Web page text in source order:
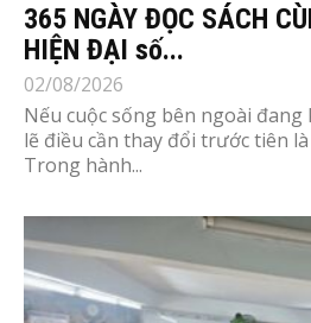
365 NGÀY ĐỌC SÁCH
HIỆN ĐẠI số...
02/08/2026
Nếu cuộc sống bên ngoài đang
lẽ điều cần thay đổi trước tiên
Trong hành...